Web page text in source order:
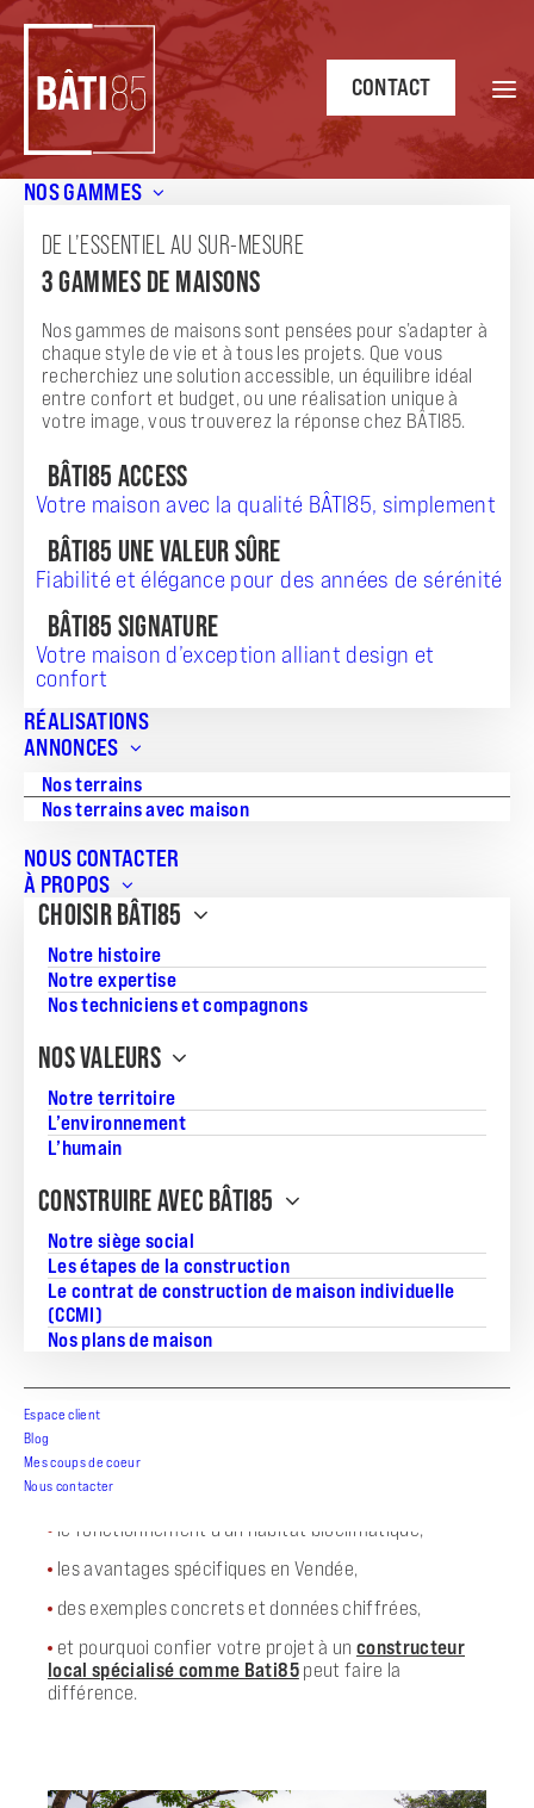
NOS GAMMES
DE L’ESSENTIEL AU SUR-MESURE
3 GAMMES DE MAISONS
Nos gammes de maisons sont pensées pour s’adapter à
chaque style de vie et à tous les projets. Que vous
recherchiez une solution accessible, un équilibre idéal
entre confort et budget, ou une réalisation unique à
votre image, vous trouverez la réponse chez BÂTI85.
BÂTI85 ACCESS
Votre maison avec la qualité BÂTI85, simplement
BÂTI85 UNE VALEUR SÛRE
Fiabilité et élégance pour des années de sérénité
BÂTI85 SIGNATURE
Votre maison d’exception alliant design et
confort
RÉALISATIONS
ANNONCES
Nos terrains
Nos terrains avec maison
NOUS CONTACTER
À PROPOS
CHOISIR BÂTI85
Notre histoire
Notre expertise
Nos techniciens et compagnons
NOS VALEURS
Notre territoire
L’environnement
L’humain
CONSTRUIRE AVEC BÂTI85
Notre siège social
Les étapes de la construction
Le contrat de construction de maison individuelle
(CCMI)
Nos plans de maison
CONTACT
Espace client
Blog
Mes coups de coeur
Nous contacter
Vendée
BLOG
LES AVANTAGES D'UNE MAISON
BIOCLIMATIQUE EN VENDÉE
ENERGIES 08.10
EN RÉSUMÉ
Un habitat conçu pour tirer parti du
climat vendéen, réduire la
améliorer le confort.
facture de chauffage grâce à
l’orientation et l’isolation.
Un logement durable, valorisé sur le
Exemple concret : à La Roche-sur-
Yon, une maison bioclimatique atteint
20 °C en hiver sans chauffage actif.
Sources fiables : ADEME,
Transition Écologique.
INTRODUCTION
En Vendée, où le climat océanique alterne hivers doux
et étés parfois chauds, la maison bioclimatique séduit
de plus en plus de particuliers.
l’environnement naturel pour limiter les besoins
énergétiques, offrir un confort optimal et réduire son
Dans cet article, nous détaillons :
le fonctionnement d’un habitat bioclimatique,
les avantages spécifiques en Vendée,
des exemples concrets et données chiffrées,
et pourquoi confier votre projet à un constructeur
local spécialisé comme Bati85peut faire la
différence.